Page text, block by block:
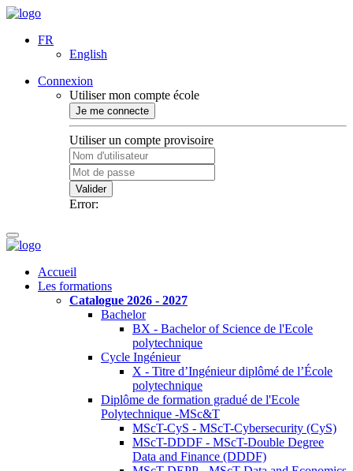
FR
English
Connexion
Utiliser mon compte école
Je me connecte
Utiliser un compte provisoire
Valider
Error:
Accueil
Les formations
Catalogue 2026 - 2027
Bachelor
BX - Bachelor of Science de l'Ecole
polytechnique
Cycle Ingénieur
X - Titre d’Ingénieur diplômé de l’École
polytechnique
Diplôme de formation gradué de l'Ecole
Polytechnique -MSc&T
MScT-CyS - MScT-Cybersecurity (CyS)
MScT-DDDF - MScT-Double Degree
Data and Finance (DDDF)